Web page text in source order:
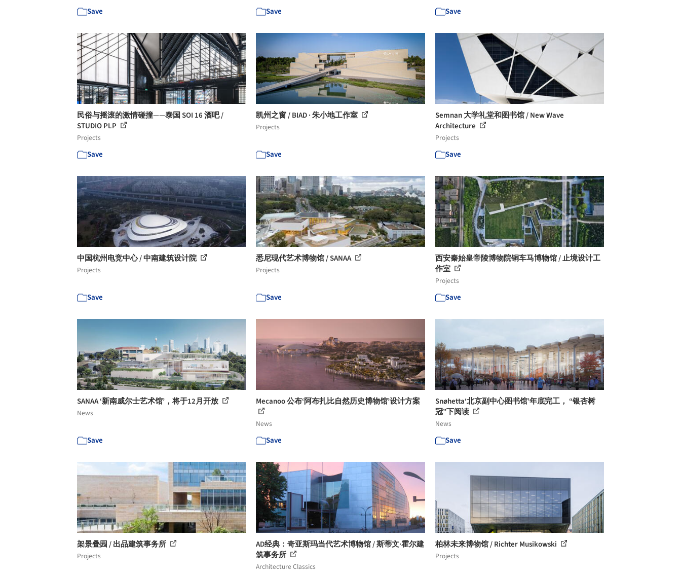
Save Save Save
民俗与摇滚的激情碰撞——泰国 SOI 16 酒吧 /
STUDIO PLP
Projects
Save
凯州之窗 / BIAD · 朱小地工作室
Projects
Save
Semnan 大学礼堂和图书馆 / New Wave
Architecture
Projects
Save
中国杭州电竞中心 / 中南建筑设计院
Projects
Save
悉尼现代艺术博物馆 / SANAA
Projects
Save
西安秦始皇帝陵博物院铜车马博物馆 / 止境设计工
作室
Projects
Save
SANAA ‘新南威尔士艺术馆’，将于12月开放
News
Save
Mecanoo 公布‘阿布扎比自然历史博物馆’设计方案
News
Save
Snøhetta‘北京副中心图书馆’年底完工， “银杏树
冠”下阅读
News
Save
架景叠园 / 出品建筑事务所
Projects
AD经典：奇亚斯玛当代艺术博物馆 / 斯蒂文·霍尔建
筑事务所
Architecture Classics
柏林未来博物馆 / Richter Musikowski
Projects